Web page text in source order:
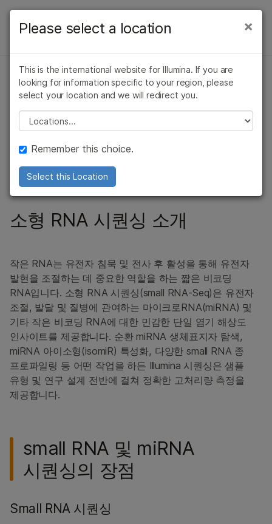
학습
지원
추천 링크
개요
mRNA-Seq
Total RNA-Seq
표적 RNA-Seq
단일세포 RNA-Seq
RNA 엑솜 캡처
소형 RNA-Seq
CITE-Seq
공간 전사체학
ALSO EXPLORE
DNA 시퀀싱
RNA 시퀀싱
메틸화 시퀀싱
라이브러리 준비
small RNA 및 miRNA 시퀀싱
차세대 시퀀싱으로 small RNA 및 마이크로RNA 종
프로파일링 및 발견
소형 RNA 시퀀싱 소개
작은 RNA는 유전자 침묵 및 전사 후 활성을 통해 유전자
발현을 조절하는 데 중요한 역할을 하는 짧은 비코딩
RNA입니다. 소형 RNA 시퀀싱(small RNA-Seq)은 유전자
조절, 발달 및 질병에 관여하는 마이크로RNA(miRNA) 및
기타 작은 비코딩 RNA에 대한 민감한 단일 염기 해상도
인사이트를 제공합니다. 순환 miRNA 생체표지자 탐색,
miRNA 아이소형(isomiR) 특성화, 다양한 small RNA 종
프로파일링 등 어떤 작업을 하든 Illumina 시퀀싱은 샘플
유형 및 연구 설계 전반에 걸쳐 정확한 고처리량 측정을
제공합니다.
small RNA 및 miRNA
시퀀싱의 장점
Small RNA 시퀀싱
×
Please select a location
This is the international website for Illumina. If you are
looking for information specific to your region, please
select your location and we will redirect you.
Please select a location
Remember this choice.
Select this Location
있습니다. 주요 관심 분야를 선택해 주세요:
×
암 연구
미생물학 연구
농업유전체학 연구
복합 질환 연구
임상 종양학 연구
생식 보건 연구
유전 및 희귀 질환